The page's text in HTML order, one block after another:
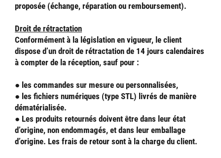
proposée (échange, réparation ou remboursement).
Droit de rétractation
Conformément à la législation en vigueur, le client
dispose d’un droit de rétractation de 14 jours calendaires
à compter de la réception, sauf pour :
● les commandes sur mesure ou personnalisées,
● les fichiers numériques (type STL) livrés de manière
dématérialisée.
● Les produits retournés doivent être dans leur état
d’origine, non endommagés, et dans leur emballage
d’origine. Les frais de retour sont à la charge du client.